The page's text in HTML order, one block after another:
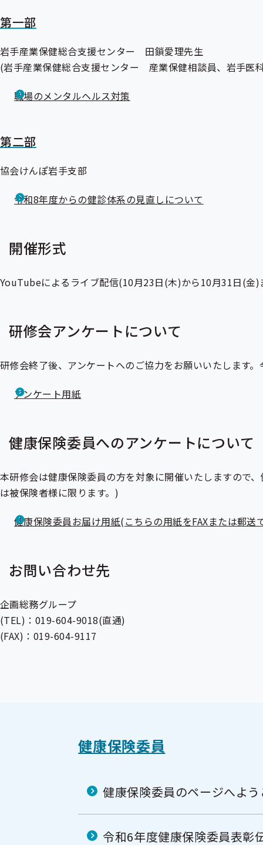
第一部
岩手産業保健総合支援センター 田鎖愛理先生
(岩手産業保健総合支援センター 産業保健相談員、岩手医
職場のメンタルヘルス対策
第二部
協会けんぽ岩手支部
令和8年度からの健診体系の見直しについて
開催形式
YouTubeによるライブ配信(10月23日(木)から10月31日(金)
研修会アンケートについて
研修会終了後、アンケートへのご協力をお願いいたします
アンケート用紙
健康保険委員へのアンケートについて
本研修会は健康保険委員の方を対象に開催いたしますので
は被保険者様に限ります。)
健康保険委員お届け用紙(こちらの用紙をFAXまたは郵送
お問い合わせ先
企画総務グループ
(TEL)：019-604-9018(直通)
(FAX)：019-604-9117
健康保険委員
健康保険委員のページへよう
令和6年度健康保険委員表彰